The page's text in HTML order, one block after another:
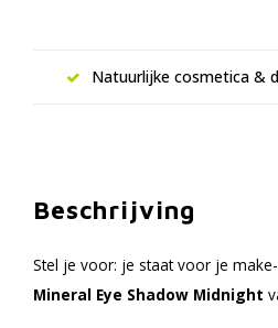
Natuurlijke cosmetica &
Beschrijving
Stel je voor: je staat voor je
Mineral Eye Shadow Midnight